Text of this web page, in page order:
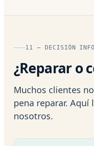
11 — DECISIÓN
¿Reparar o
Muchos clientes
pena reparar.
nosotros.